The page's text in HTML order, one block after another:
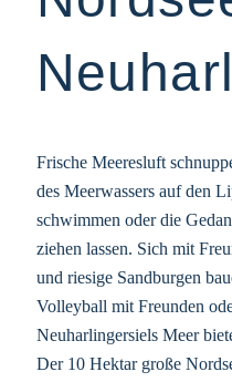
Frische Meeresluft
des Meerwassers auf den
schwimmen oder die
ziehen lassen. Sich mit
und riesige Sandburgen
Volleyball mit Freunden
Neuharlingersiels Meer
Der 10 Hektar große